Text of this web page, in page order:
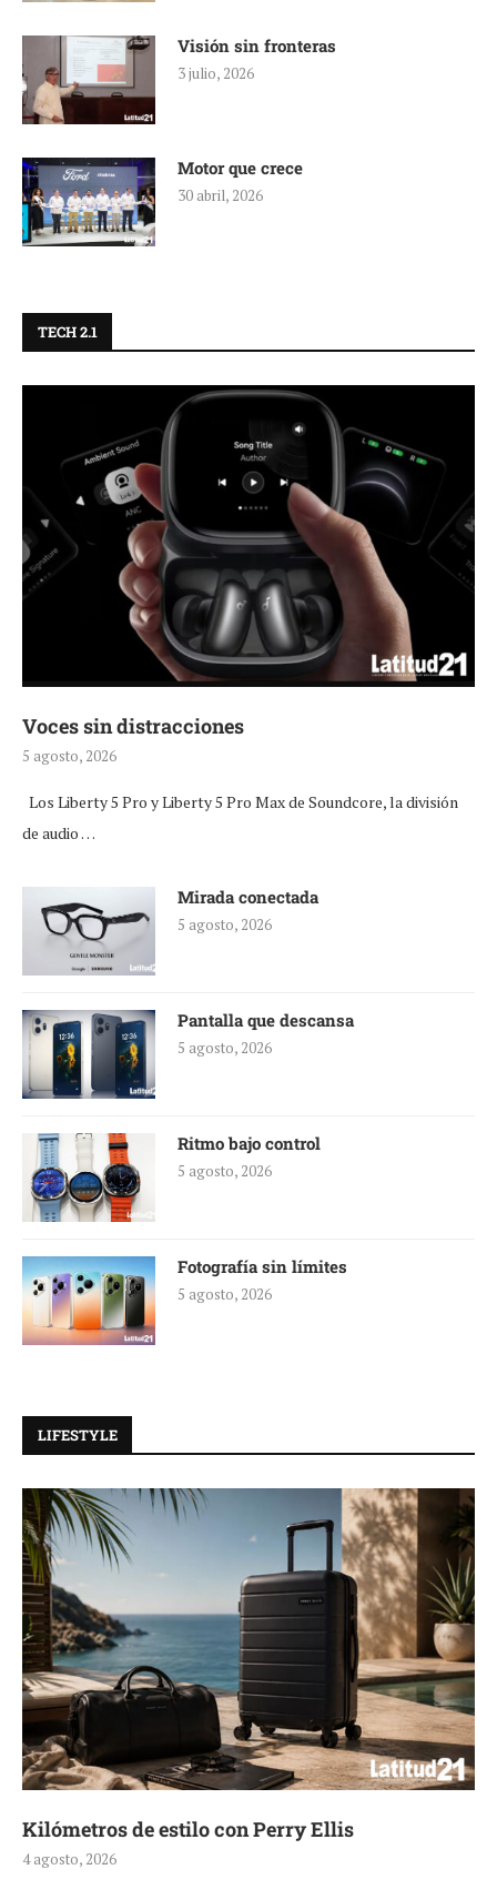
Visión sin fronteras
3 julio, 2026
Motor que crece
30 abril, 2026
TECH 2.1
Voces sin distracciones
5 agosto, 2026
Los Liberty 5 Pro y Liberty 5 Pro Max de Soundcore, la división
de audio …
Mirada conectada
5 agosto, 2026
Pantalla que descansa
5 agosto, 2026
Ritmo bajo control
5 agosto, 2026
Fotografía sin límites
5 agosto, 2026
LIFESTYLE
Kilómetros de estilo con Perry Ellis
4 agosto, 2026